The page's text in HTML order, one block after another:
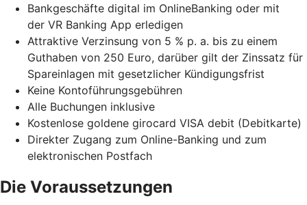
Bankgeschäfte digital im OnlineBanking oder mit
der VR Banking App erledigen
Attraktive Verzinsung von 5 % p. a. bis zu einem
Guthaben von 250 Euro, darüber gilt der Zinssatz für
Spareinlagen mit gesetzlicher Kündigungsfrist
Keine Kontoführungsgebühren
Alle Buchungen inklusive
Kostenlose goldene girocard VISA debit (Debitkarte)
Direkter Zugang zum Online-Banking und zum
elektronischen Postfach
Die Voraussetzungen